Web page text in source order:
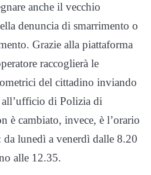
anche il vecchio
denuncia di smarrimento o
Grazie alla piattaforma
raccoglierà le
del cittadino inviando
di Polizia di
è cambiato, invece, è l’orario
lunedì a venerdì dalle 8.20
alle 12.35.